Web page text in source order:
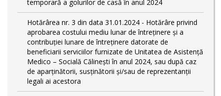
temporară a golurilor de casă în anul 2024
Hotărârea nr. 3 din data 31.01.2024 - Hotărâre privind
aprobarea costului mediu lunar de întreținere și a
contribuției lunare de întreținere datorate de
beneficiarii serviciilor furnizate de Unitatea de Asistență
Medico – Socială Călineşti în anul 2024, sau după caz
de aparținătorii, susținătorii și/sau de reprezentanții
legali ai acestora